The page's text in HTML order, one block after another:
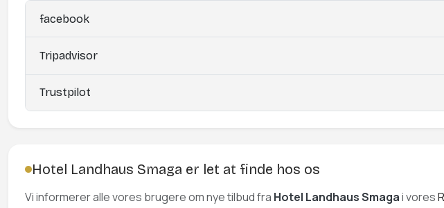
facebook
Tripadvisor
Trustpilot
Hotel Landhaus Smaga er let at finde hos os
Vi informerer alle vores brugere om nye tilbud fra Hotel Landhaus Smagai vores